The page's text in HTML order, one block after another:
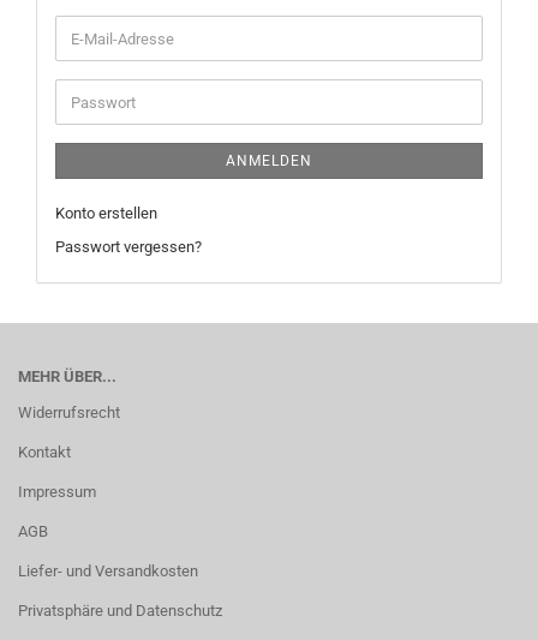
E-
Mail-
Adresse
Passwort
ANMELDEN
Konto erstellen
Passwort vergessen?
MEHR ÜBER...
Widerrufsrecht
Kontakt
Impressum
AGB
Liefer- und Versandkosten
Privatsphäre und Datenschutz